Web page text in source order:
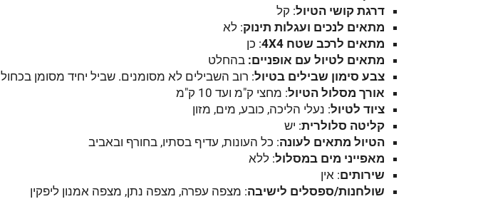
דרגת קושי הטיול: קל
מתאים לנכים ועגלות תינוק: לא
מתאים לרכב שטח 4
X4
: כן
מתאים לטיול עם אופניים: בהחלט
צבע סימון שבילים בטיול: רוב השבילים לא מסומנים. שביל יחיד מסומן בכחול
אורך מסלול הטיול: מחצי ק"מ ועד 10 ק"מ
ציוד לטיול: נעלי הליכה, כובע, מים, מזון
קליטה סלולרית: יש
הטיול מתאים לעונה: כל העונות, עדיף בסתיו, בחורף ובאביב
מאפייני מים במסלול: ללא
שירותים: אין
שולחנות/ספסלים לישיבה: מצפה עפרה, מצפה נתן, מצפה אמנון ליפקין